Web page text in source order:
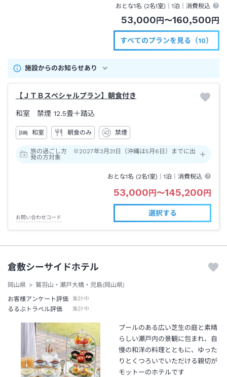
おとな1名 (2名1室)｜1泊 ｜消費税込
53,000円〜160,500円
すべてのプランを見る（10）
施設からのお知らせあり
【ＪＴＢスペシャルプラン】朝食付き
和室 禁煙 12.5畳＋踏込
和室 朝食のみ 禁煙
旅の過ごし方 ※2027年3月31日（沖縄は5月6日）までに出
発の方対象
おとな1名 (2名1室)｜1泊 ｜消費税込
53,000円〜145,200円
お問い合わせコード
選択する
倉敷シーサイドホテル
岡山県
鷲羽山・瀬戸大橋・児島(岡山県)
お客様アンケート評価
集計中
るるぶトラベル評価 集計中
プールのある広い芝生の庭と素晴
らしい瀬戸内の景観に包まれ、自
慢の和洋の料理とともに、ゆった
りとくつろいでいただける親切が
モットーのホテルです